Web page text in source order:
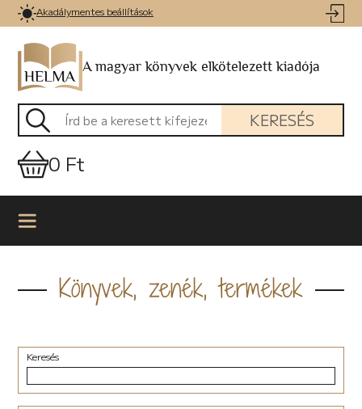
Akadálymentes beállítások
A magyar könyvek elkötelezett kiadója
KERESÉS
0 Ft
Könyvek, zenék, termékek
Keresés